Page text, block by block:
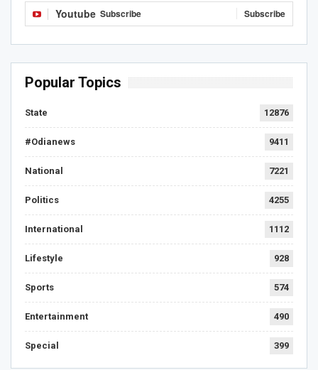
Youtube Subscribe Subscribe
Popular Topics
State 12876
#Odianews 9411
National 7221
Politics 4255
International 1112
Lifestyle 928
Sports 574
Entertainment 490
Special 399